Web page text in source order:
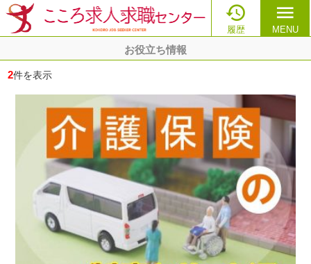

履歴
menu
MENU
お役立ち情報
2件を表示